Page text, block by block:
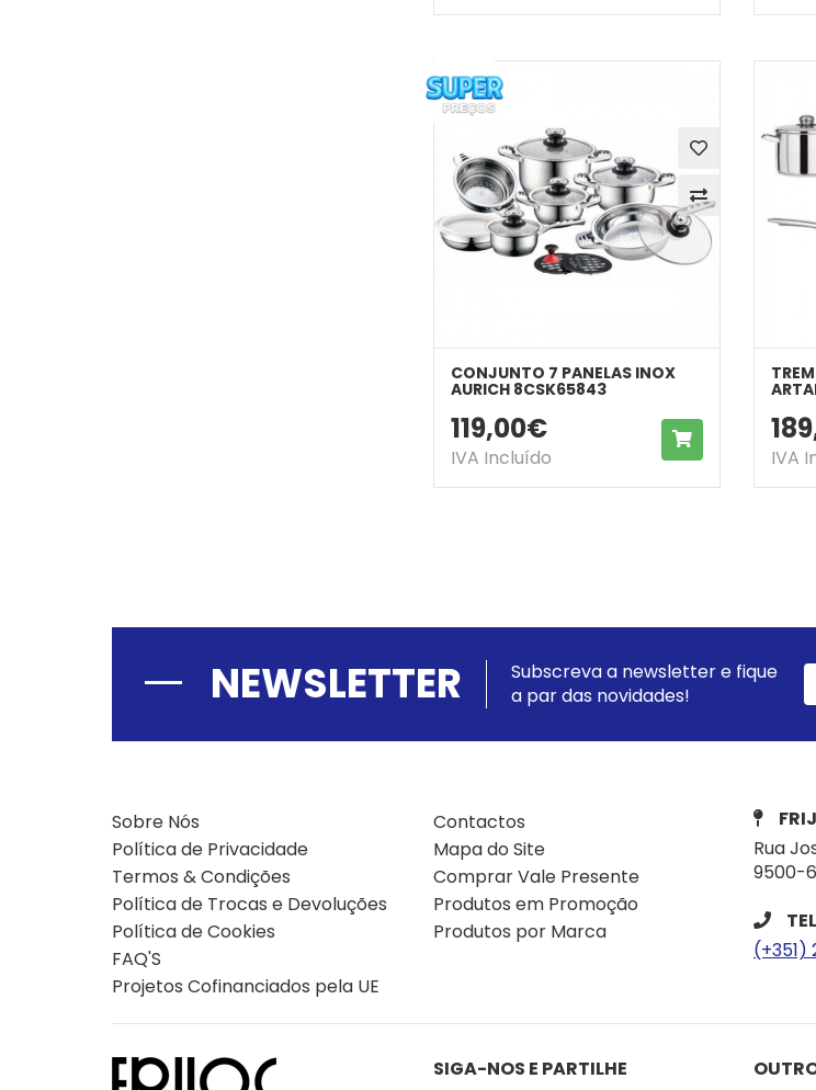
CONJUNTO 7 PANELAS INOX
AURICH 8CSK65843
119,00€
IVA Incluído
COMPRAR
IVA
NEWSLETTER
Subscreva a newsletter e fique
a par das novidades!
Sobre Nós
Política de Privacidade
Termos & Condições
Política de Trocas e Devoluções
Política de Cookies
FAQ'S
Projetos Cofinanciados pela UE
Contactos
Mapa do Site
Comprar Vale Presente
Produtos em Promoção
Produtos por Marca
Rua
9500-
(+351)
SIGA-NOS E PARTILHE